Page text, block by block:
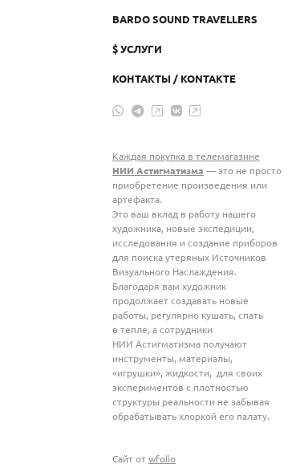
BARDO SOUND TRAVELLERS
$ УСЛУГИ
КОНТАКТЫ / KONTAKTE
Каждая покупка в телемагазине
НИИ Астигматизма — это не просто
приобретение произведения или
артефакта.
Это ваш вклад в работу нашего
художника, новые экспедиции,
исследования и создание приборов
для поиска утеряных Источников
Визуального Наслаждения.
Благодаря вам художник
продолжает создавать новые
работы, регулярно кушать, спать
в тепле, а сотрудники
НИИ Астигматизма получают
инструменты, материалы,
«игрушки», жидкости, для своих
экспериментов с плотностью
структуры реальности не забывая
обрабатывать хлоркой его палату.
Сайт отwfolio